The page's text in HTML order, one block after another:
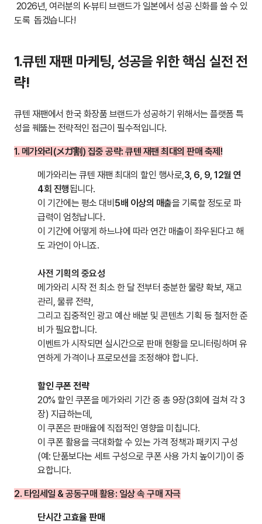
2026년, 여러분의 K-뷰티 브랜드가 일본에서 성공 신화를 쓸 수 있
도록 돕겠습니다!
1.큐텐 재팬 마케팅, 성공을 위한 핵심 실전 전
략!
큐텐 재팬에서 한국 화장품 브랜드가 성공하기 위해서는 플랫폼 특
성을 꿰뚫는 전략적인 접근이 필수적입니다.
1. 메가와리(メガ割) 집중 공략: 큐텐 재팬 최대의 판매 축제!
메가와리는 큐텐 재팬 최대의 할인 행사로,3, 6, 9, 12월 연
4회 진행됩니다.
이 기간에는 평소 대비 5배 이상의 매출을 기록할 정도로 파
급력이 엄청납니다.
이 기간에 어떻게 하느냐에 따라 연간 매출이 좌우된다고 해
도 과언이 아니죠.
사전 기획의 중요성
메가와리 시작 전 최소 한 달 전부터 충분한 물량 확보, 재고
관리, 물류 전략,
그리고 집중적인 광고 예산 배분 및 콘텐츠 기획 등 철저한 준
비가 필요합니다.
이벤트가 시작되면 실시간으로 판매 현황을 모니터링하며 유
연하게 가격이나 프로모션을 조정해야 합니다.
할인 쿠폰 전략
20% 할인 쿠폰을 메가와리 기간 중 총 9장(3회에 걸쳐 각 3
장) 지급하는데,
이 쿠폰은 판매율에 직접적인 영향을 미칩니다.
이 쿠폰 활용을 극대화할 수 있는 가격 정책과 패키지 구성
(예: 단품보다는 세트 구성으로 쿠폰 사용 가치 높이기)이 중
요합니다.
2. 타임세일 & 공동구매 활용: 일상 속 구매 자극
단시간 고효율 판매